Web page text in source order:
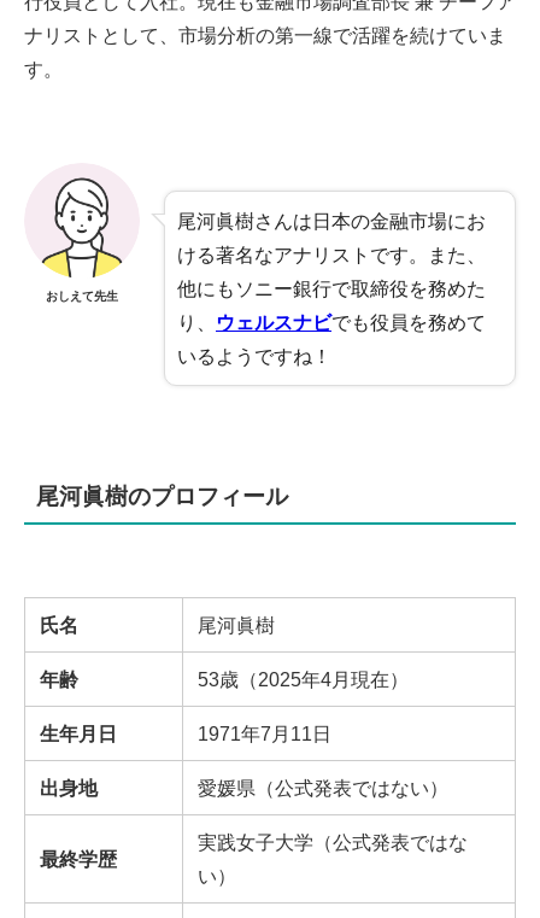
ナリストとして、市場分析の第一線で活躍を続けていま
す。
おしえて先生
尾河眞樹さんは日本の金融市場にお
ける著名なアナリストです。また、
他にもソニー銀行で取締役を務めた
り、
ウェルスナビでも役員を務めて
いるようですね！
尾河眞樹のプロフィール
氏名 尾河眞樹
年齢 53歳（2025年4月現在）
生年月日 1971年7月11日
出身地 愛媛県（公式発表ではない）
最終学歴
実践女子大学（公式発表ではな
い）